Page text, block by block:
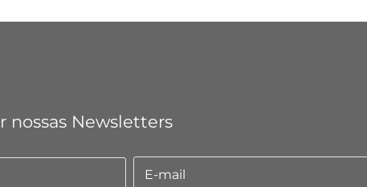
nossas Newsletters
E-mail